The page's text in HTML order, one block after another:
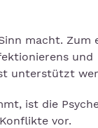
macht. Zum
und
unterstützt
ist die
vor.